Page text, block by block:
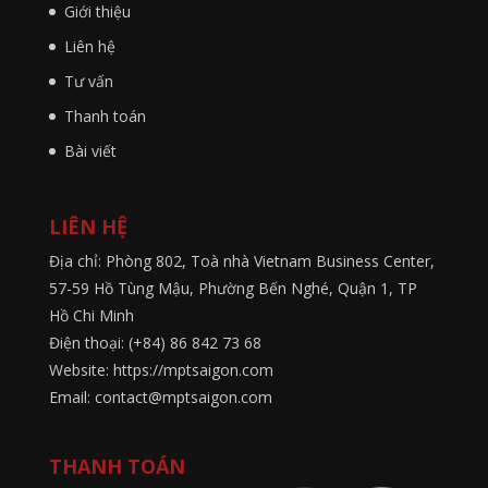
Giới thiệu
Liên hệ
Tư vấn
Thanh toán
Bài viết
LIÊN HỆ
Địa chỉ: Phòng 802, Toà nhà Vietnam Business Center,
57-59 Hồ Tùng Mậu, Phường Bến Nghé, Quận 1, TP
Hồ Chi Minh
Điện thoại: (+84) 86 842 73 68
Website: https://mptsaigon.com
Email: contact@mptsaigon.com
THANH TOÁN